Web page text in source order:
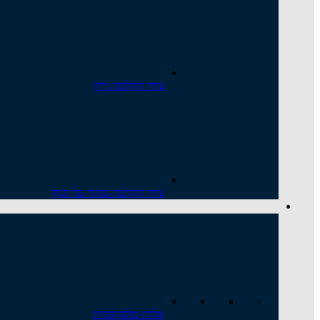
ציוד הקלטה נייח
ציוד הקלטה נסתר על הגוף
אלות טלסקופיות